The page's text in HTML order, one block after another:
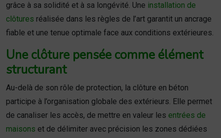
grâce à sa solidité et à sa longévité. Une installation de
clôtures réalisée dans les règles de l’art garantit un ancrage
fiable et une tenue optimale face aux conditions extérieures.
Une clôture pensée comme élément
structurant
Au-delà de son rôle de protection, la clôture en béton
participe à l’organisation globale des extérieurs. Elle permet
de canaliser les accès, de mettre en valeur les entrées de
maisons et de délimiter avec précision les zones dédiées